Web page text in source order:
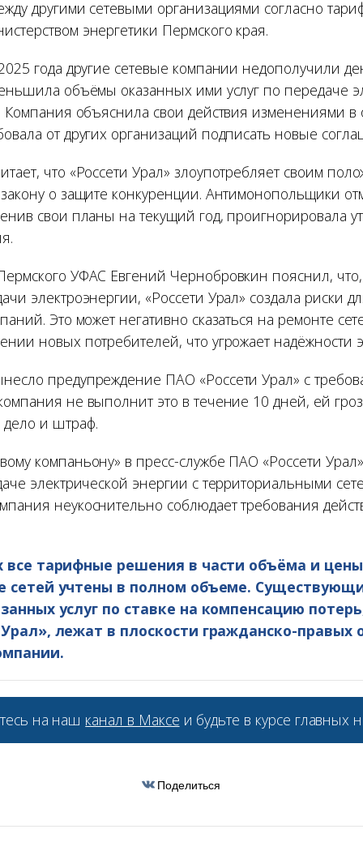
другими сетевыми организациями согласно
энергетики Пермского края.
года другие сетевые компании недополучили
объёмы оказанных ими услуг по передаче
Компания объяснила свои действия изменениями в
от других организаций подписать новые
что «Россети Урал» злоупотребляет своим
о защите конкуренции. Антимонопольщики
свои планы на текущий год, проигнорировала
УФАС Евгений Чернобровкин пояснил,
электроэнергии, «Россети Урал» создала риски
Это может негативно сказаться на ремонте
новых потребителей, что угрожает надёжности
предупреждение ПАО «Россети Урал» с
не выполнит это в течение 10 дней, ей
и штраф.
компаньону» в пресс-службе ПАО «Россети
электрической энергии с территориальными
неукоснительно соблюдает требования
все тарифные решения в части объёма и
сетей учтены в полном объеме.
услуг по ставке на компенсацию
лежат в плоскости гражданско-
на наш канал в Максе и будьте в курсе главных
Поделиться